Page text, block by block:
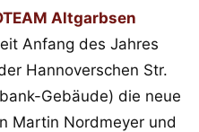
Altgarbsen
Anfang des Jahres
Hannoverschen Str.
Gebäude) die neue
Martin Nordmeyer und